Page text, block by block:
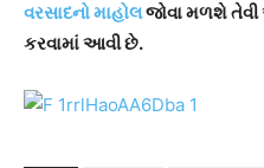
વરસાદનો માહોલજોવા મળશે તેવી
કરવામાં આવી છે.